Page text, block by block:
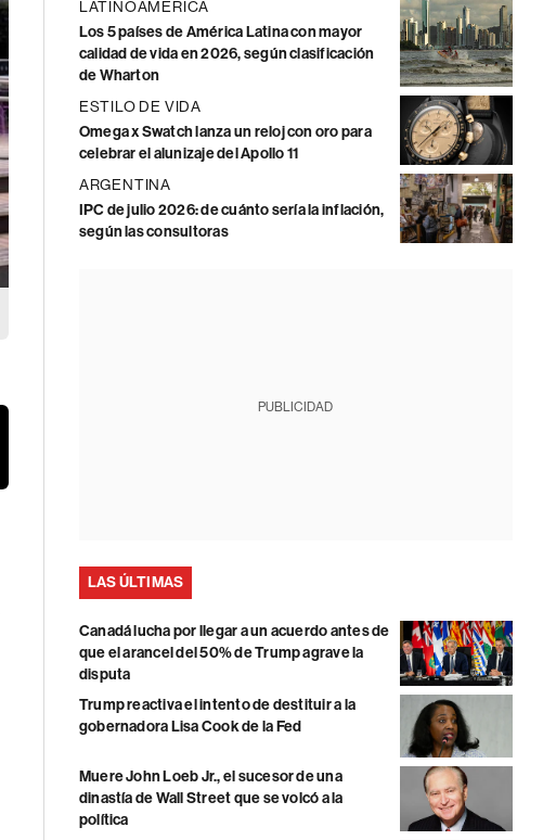
LATINOAMÉRICA
Los 5 países de América Latina con mayor
calidad de vida en 2026, según clasificación
de Wharton
ESTILO DE VIDA
Omega x Swatch lanza un reloj con oro para
celebrar el alunizaje del Apollo 11
ARGENTINA
IPC de julio 2026: de cuánto sería la inflación,
según las consultoras
PUBLICIDAD
LAS ÚLTIMAS
Canadá lucha por llegar a un acuerdo antes de
que el arancel del 50% de Trump agrave la
disputa
Trump reactiva el intento de destituir a la
gobernadora Lisa Cook de la Fed
Muere John Loeb Jr., el sucesor de una
dinastía de Wall Street que se volcó a la
política